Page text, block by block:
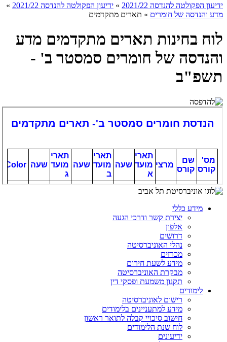
ידיעון הפקולטה להנדסה 2021/22 » ידיעון הפקולטה להנדסה 2021/22
»
מדע והנדסה של חומרים » תארים מתקדמים
לוח בחינות תארים מתקדמים מדע
והנדסה של חומרים סמסטר ב' -
תשפ"ב
מידע כללי
יצירת קשר ודרכי הגעה
אלפון
דרושים
נהלי האוניברסיטה
מכרזים
מידע לשעת חירום
מבקרת האוניברסיטה
תקנון משמעת ופסקי דין
לימודים
רישום לאוניברסיטה
מידע למתעניינים בלימודים
חישוב סיכויי קבלה לתואר ראשון
לוח שנת הלימודים
ידיעונים